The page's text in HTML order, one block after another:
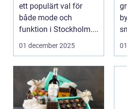
ett populärt val för
både mode och
funktion i Stockholm....
01 december 2025